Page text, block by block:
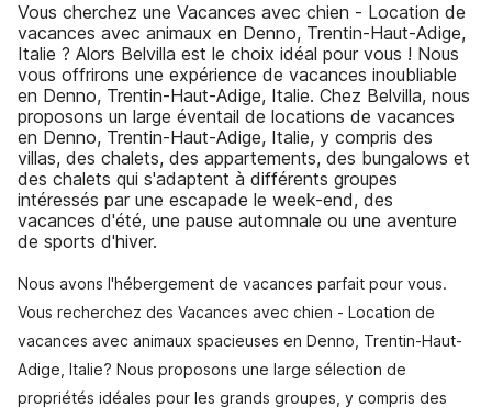
Vous cherchez une Vacances avec chien - Location de
vacances avec animaux en Denno, Trentin-Haut-Adige,
Italie ? Alors Belvilla est le choix idéal pour vous ! Nous
vous offrirons une expérience de vacances inoubliable
en Denno, Trentin-Haut-Adige, Italie. Chez Belvilla, nous
proposons un large éventail de locations de vacances
en Denno, Trentin-Haut-Adige, Italie, y compris des
villas, des chalets, des appartements, des bungalows et
des chalets qui s'adaptent à différents groupes
intéressés par une escapade le week-end, des
vacances d'été, une pause automnale ou une aventure
de sports d'hiver.
Nous avons l'hébergement de vacances parfait pour vous.
Vous recherchez des Vacances avec chien - Location de
vacances avec animaux spacieuses en Denno, Trentin-Haut-
Adige, Italie? Nous proposons une large sélection de
propriétés idéales pour les grands groupes, y compris des